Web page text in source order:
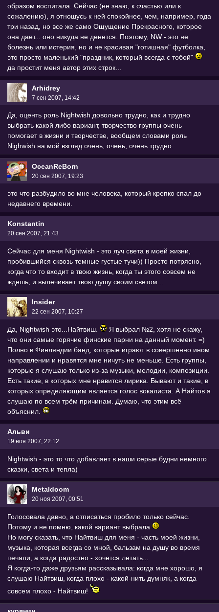
образом воспитала. Сейчас (не знаю, к счастью или к
сожалению), я отношусь к ней спокойнее, чем, например, года
три назад, но все же само Ощущение Прекрасного, которое
она дает... оно никуда не денется. Поэтому, NW - это не
болезнь или истерия, но и не красивая "готишная" футболка,
это просто маленький "праздник, который всегда с тобой"
да простит меня автор этих строк...
Arhidrey
7 сен 2007, 14:42
Да, оценть роль Nightwish довольно трудно, как и трудно
выбрать какой либо вариант, творчество группы очень
помогает в жизни и творчестве, вообщем словами роль
Nighwish на мой взгляд очень, очень, очень трудно.
OceanReBorn
20 сен 2007, 19:23
это что разбудило во мне человека, который крепко спал до
недавнего времени.
Konstantin
20 сен 2007, 21:43
Сейчас для меня Nightwish - это луч света в моей жизни,
пробившийся сквозь темные густые тучи)) Просто потрясно,
когда что то входит в твою жизнь, когда ты этого совсем не
ждешь, и вылечивает твою душу своим светом...
Insider
22 сен 2007, 10:27
Да, Nightwish это...Найтвиш.
Я выбрал №2, хотя не скажу,
что они самые горячие финские парни на данный момент. =)
Полно в Финляндии банд, которые играют в совершенно ином
направлении и нравятся мне ничуть не меньше. Есть группы,
которые я слушаю только из-за музыки, мелодии, композиции.
Есть такие, в которых мне нравится лирика. Бывают и такие, в
которых определяющим является голос вокалиста. А Найтов я
слушаю по всем трём причинам. Думаю, что этим всё
объяснил.
Альви
19 ноя 2007, 22:12
Nightwish - это то что добавляет в наши серые будни немного
сказки, света и тепла)
Metaldoom
20 ноя 2007, 00:51
Голосовала давно, а отписаться пробило только сейчас.
Потому и не помню, какой вариант выбрала
Но могу сказать, что Найтвиш для меня - часть моей жизни,
музыка, которая всегда со мной, бальзам на душу во время
печали, а когда радостно - хочется летать...
Я когда-то даже друзьям рассказывала: когда мне хорошо, я
слушаю Найтвиш, когда плохо - какой-нить думняк, а когда
совсем плохо - Найтвиш!